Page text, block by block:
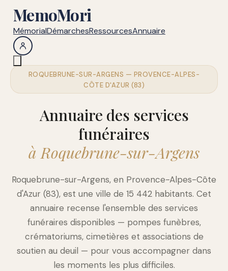
MemoMori
MémorialDémarchesRessourcesAnnuaire
ROQUEBRUNE-SUR-ARGENS — PROVENCE-ALPES-
CÔTE D'AZUR (83)
Annuaire des services
funéraires
à Roquebrune-sur-Argens
Roquebrune-sur-Argens, en Provence-Alpes-Côte
d'Azur (83), est une ville de 15 442 habitants. Cet
annuaire recense l'ensemble des services
funéraires disponibles — pompes funèbres,
crématoriums, cimetières et associations de
soutien au deuil — pour vous accompagner dans
les moments les plus difficiles.